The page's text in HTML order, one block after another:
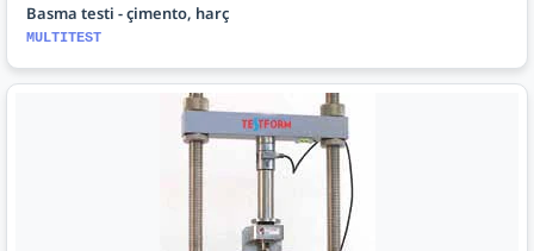
Basma testi - çimento, harç
MULTITEST